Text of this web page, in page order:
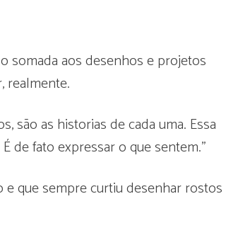
somada aos desenhos e projetos
realmente.
são as historias de cada uma. Essa
de fato expressar o que sentem.”
que sempre curtiu desenhar rostos